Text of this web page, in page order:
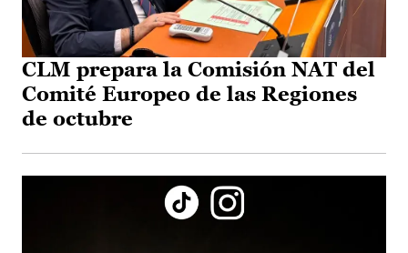
CLM prepara la Comisión NAT del
Comité Europeo de las Regiones
de octubre